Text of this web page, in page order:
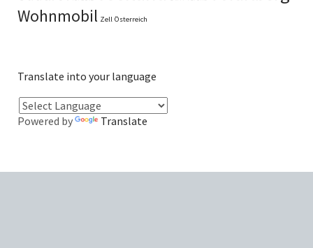
Wohnmobil Zell Österreich
Translate into your language
Powered by Translate